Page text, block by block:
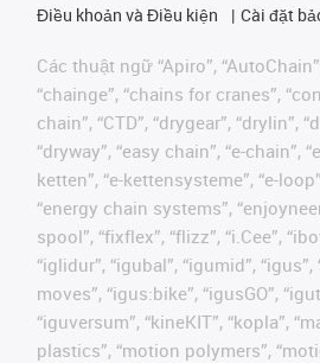
Điều khoản và Điều kiện
Cài đặt
Các thuật ngữ “Apiro”,
“chainge”, “chains for cranes”,
chain”, “CTD”, “drygear”, “drylin”,
“dryway”, “easy chain”, “e-chain”,
ketten”, “e-kettensysteme”, “e-
“energy chain systems”,
spool”, “fixflex”, “flizz”, “i.Cee”,
“iglidur”, “igubal”, “igumid”,
moves”, “igus:bike”, “igusGO”,
“iguversum”, “kineKIT”, “kopla”,
plastics”, “motion polymers”,